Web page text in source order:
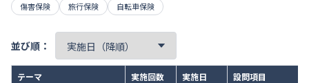
傷害保険
旅行保険 自転車保険
並び順：
テーマ 実施回数 実施日 設問項目